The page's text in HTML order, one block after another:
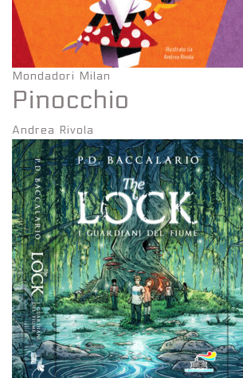
Mondadori Milan
Pinocchio
Andrea Rivola